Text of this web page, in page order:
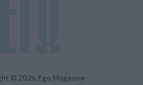
© 2026 Ego Magazine